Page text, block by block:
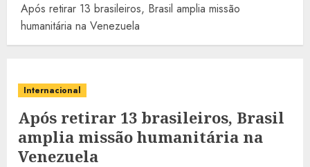
Após retirar 13 brasileiros, Brasil amplia missão
humanitária na Venezuela
Internacional
Após retirar 13 brasileiros, Brasil
amplia missão humanitária na
Venezuela